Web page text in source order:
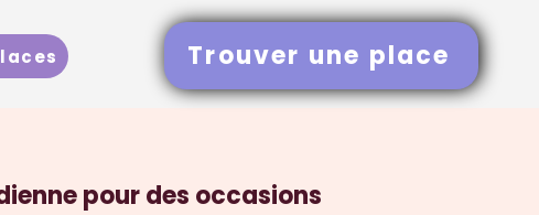
Trouver une place
pour des occasions